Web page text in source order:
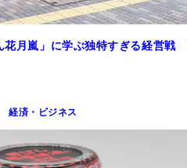
花月嵐」に学ぶ独特すぎる経営戦
経済・ビジネス